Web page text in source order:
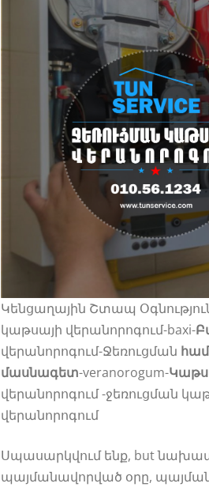
Կենցաղային Շտապ
կաթսայի վերանորոգում-baxi-
վերանորոգում-Ջեռուցման
մասնագետ-veranorogum-
վերանորոգում -ջեռուցման
վերանորոգում
Սպասարկվում ենք, but
պայմանավորված օրը,